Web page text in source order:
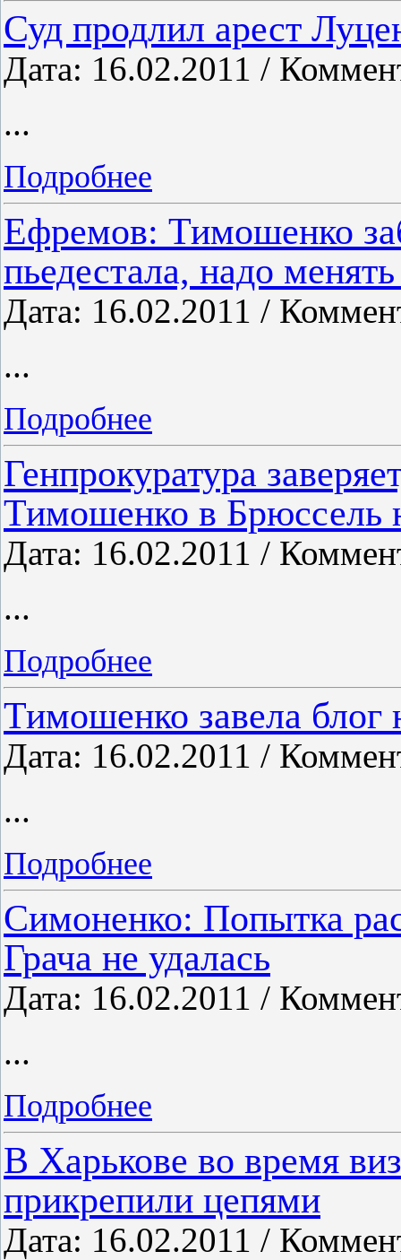
Суд продлил арест
Дата: 16.02.2011 /
...
Подробнее
Ефремов: Тимошенко
пьедестала, надо
Дата: 16.02.2011 /
...
Подробнее
Генпрокуратура
Тимошенко в Брюссель
Дата: 16.02.2011 /
...
Подробнее
Тимошенко завела блог
Дата: 16.02.2011 /
...
Подробнее
Симоненко: Попытка
Грача не удалась
Дата: 16.02.2011 /
...
Подробнее
В Харькове во время
прикрепили цепями
Дата: 16.02.2011 /